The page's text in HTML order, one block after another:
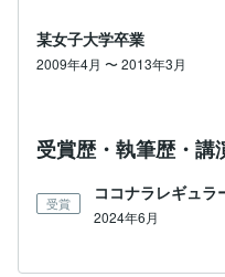
某女子大学卒業
2009年4月 〜 2013年3月
受賞歴・執筆歴・講
受賞
ココナラレギュラ
2024年6月